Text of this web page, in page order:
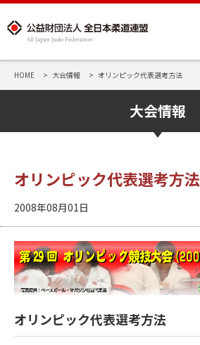
HOME 大会情報 オリンピック代表選考方法
大会情報
オリンピック代表選考方法
2008年08月01日
オリンピック代表選考方法